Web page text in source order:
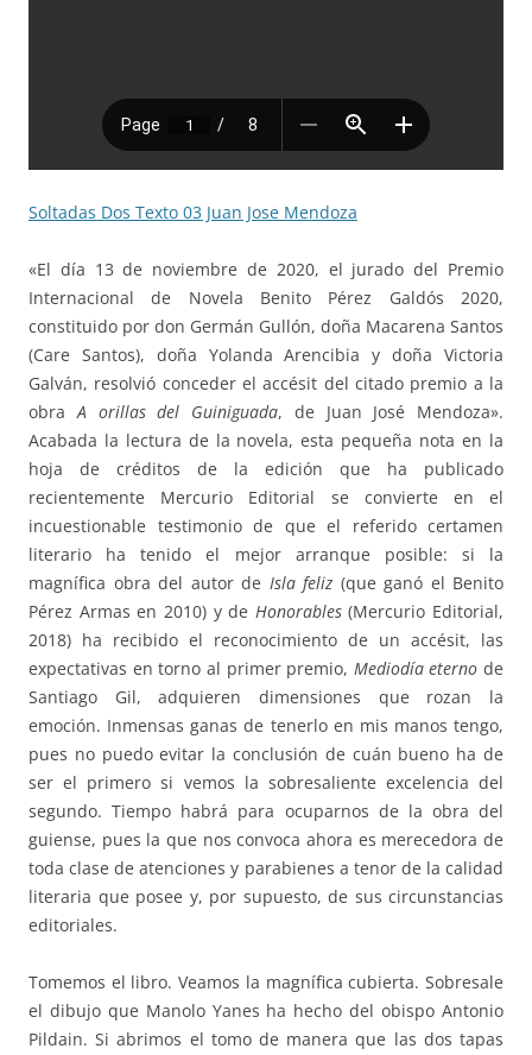
Soltadas Dos Texto 03 Juan Jose Mendoza
«El día 13 de noviembre de 2020, el jurado del Premio
Internacional de Novela Benito Pérez Galdós 2020,
constituido por don Germán Gullón, doña Macarena Santos
(Care Santos), doña Yolanda Arencibia y doña Victoria
Galván, resolvió conceder el accésit del citado premio a la
obraA orillas del Guiniguada, de Juan José Mendoza».
Acabada la lectura de la novela, esta pequeña nota en la
hoja de créditos de la edición que ha publicado
recientemente Mercurio Editorial se convierte en el
incuestionable testimonio de que el referido certamen
literario ha tenido el mejor arranque posible: si la
magnífica obra del autor de Isla feliz (que ganó el Benito
Pérez Armas en 2010) y de Honorables(Mercurio Editorial,
2018) ha recibido el reconocimiento de un accésit, las
expectativas en torno al primer premio, Mediodía eterno de
Santiago Gil, adquieren dimensiones que rozan la
emoción. Inmensas ganas de tenerlo en mis manos tengo,
pues no puedo evitar la conclusión de cuán bueno ha de
ser el primero si vemos la sobresaliente excelencia del
segundo. Tiempo habrá para ocuparnos de la obra del
guiense, pues la que nos convoca ahora es merecedora de
toda clase de atenciones y parabienes a tenor de la calidad
literaria que posee y, por supuesto, de sus circunstancias
editoriales.
Tomemos el libro. Veamos la magnífica cubierta. Sobresale
el dibujo que Manolo Yanes ha hecho del obispo Antonio
Pildain. Si abrimos el tomo de manera que las dos tapas